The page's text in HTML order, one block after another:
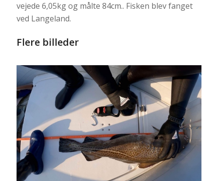
vejede 6,05kg og målte 84cm.. Fisken blev fanget
ved Langeland.
Flere billeder